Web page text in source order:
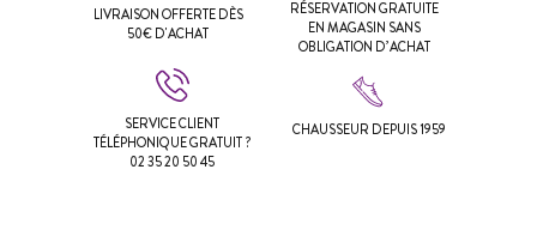
LIVRAISON OFFERTE DÈS
50€ D'ACHAT
RÉSERVATION GRATUITE
EN MAGASIN SANS
OBLIGATION D’ACHAT
SERVICE CLIENT
TÉLÉPHONIQUE GRATUIT ?
02 35 20 50 45
CHAUSSEUR DEPUIS 1959